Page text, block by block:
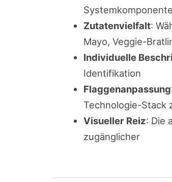
Zutatenvielfalt:
Mayo, Veggie-
Individuelle
Identifikation
Flaggenanpassung
Technologie-Stack
Visueller Reiz: Die
zugänglicher